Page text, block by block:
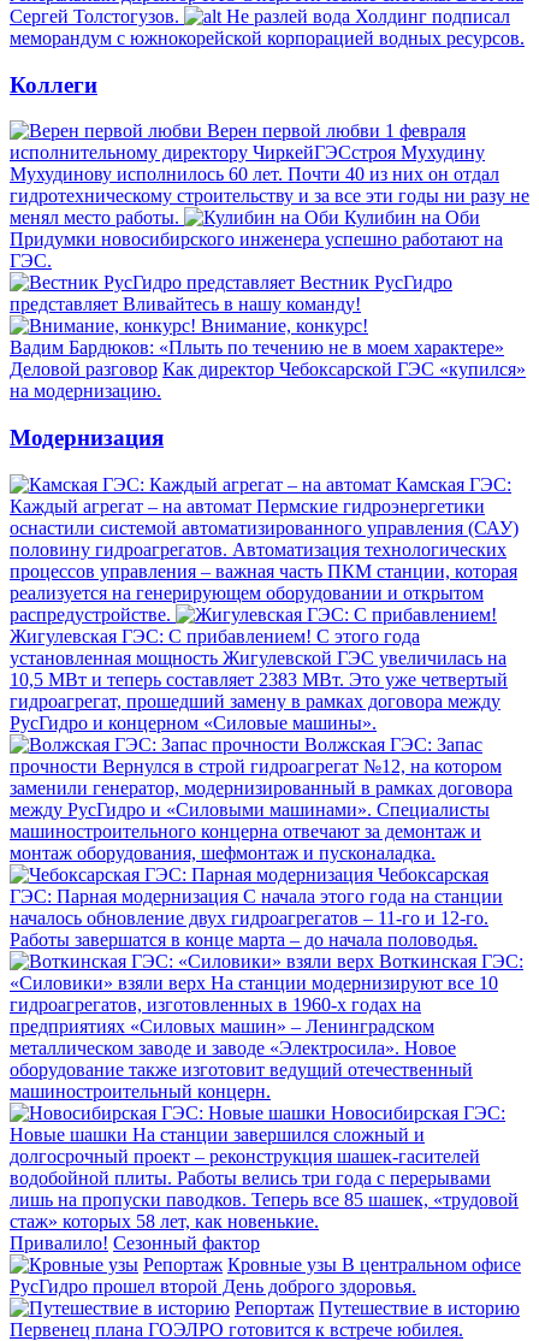
Сергей Толстогузов.
Не разлей вода Холдинг подписал
меморандум с южнокорейской корпорацией водных ресурсов.
Коллеги
Верен первой любви 1 февраля
исполнительному директору ЧиркейГЭСстроя Мухудину
Мухудинову исполнилось 60 лет. Почти 40 из них он отдал
гидротехническому строительству и за все эти годы ни разу не
менял место работы.
Кулибин на Оби
Придумки новосибирского инженера успешно работают на
ГЭС.
Вестник РусГидро
представляет Вливайтесь в нашу команду!
Внимание, конкурс!
Вадим Бардюков: «Плыть по течению не в моем характере»
Деловой разговор Как директор Чебоксарской ГЭС «купился»
на модернизацию.
Модернизация
Камская ГЭС:
Каждый агрегат – на автомат Пермские гидроэнергетики
оснастили системой автоматизированного управления (САУ)
половину гидроагрегатов. Автоматизация технологических
процессов управления – важная часть ПКМ станции, которая
реализуется на генерирующем оборудовании и открытом
распредустройстве.
Жигулевская ГЭС: С прибавлением! С этого года
установленная мощность Жигулевской ГЭС увеличилась на
10,5 МВт и теперь составляет 2383 МВт. Это уже четвертый
гидроагрегат, прошедший замену в рамках договора между
РусГидро и концерном «Силовые машины».
Волжская ГЭС: Запас
прочности Вернулся в строй гидроагрегат №12, на котором
заменили генератор, модернизированный в рамках договора
между РусГидро и «Силовыми машинами». Специалисты
машиностроительного концерна отвечают за демонтаж и
монтаж оборудования, шефмонтаж и пусконаладка.
Чебоксарская
ГЭС: Парная модернизация С начала этого года на станции
началось обновление двух гидроагрегатов – 11-го и 12-го.
Работы завершатся в конце марта – до начала половодья.
Воткинская ГЭС:
«Силовики» взяли верх На станции модернизируют все 10
гидроагрегатов, изготовленных в 1960-х годах на
предприятиях «Силовых машин» – Ленинградском
металлическом заводе и заводе «Электросила». Новое
оборудование также изготовит ведущий отечественный
машиностроительный концерн.
Новосибирская ГЭС:
Новые шашки На станции завершился сложный и
долгосрочный проект – реконструкция шашек-гасителей
водобойной плиты. Работы велись три года с перерывами
лишь на пропуски паводков. Теперь все 85 шашек, «трудовой
стаж» которых 58 лет, как новенькие.
Привалило! Сезонный фактор
Репортаж Кровные узы В центральном офисе
РусГидро прошел второй День доброго здоровья.
Репортаж Путешествие в историю
Первенец плана ГОЭЛРО готовится к встрече юбилея.